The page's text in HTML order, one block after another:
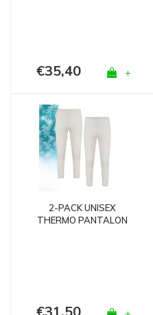
€35,40 +
2-PACK UNISEX
THERMO PANTALON
€31,50